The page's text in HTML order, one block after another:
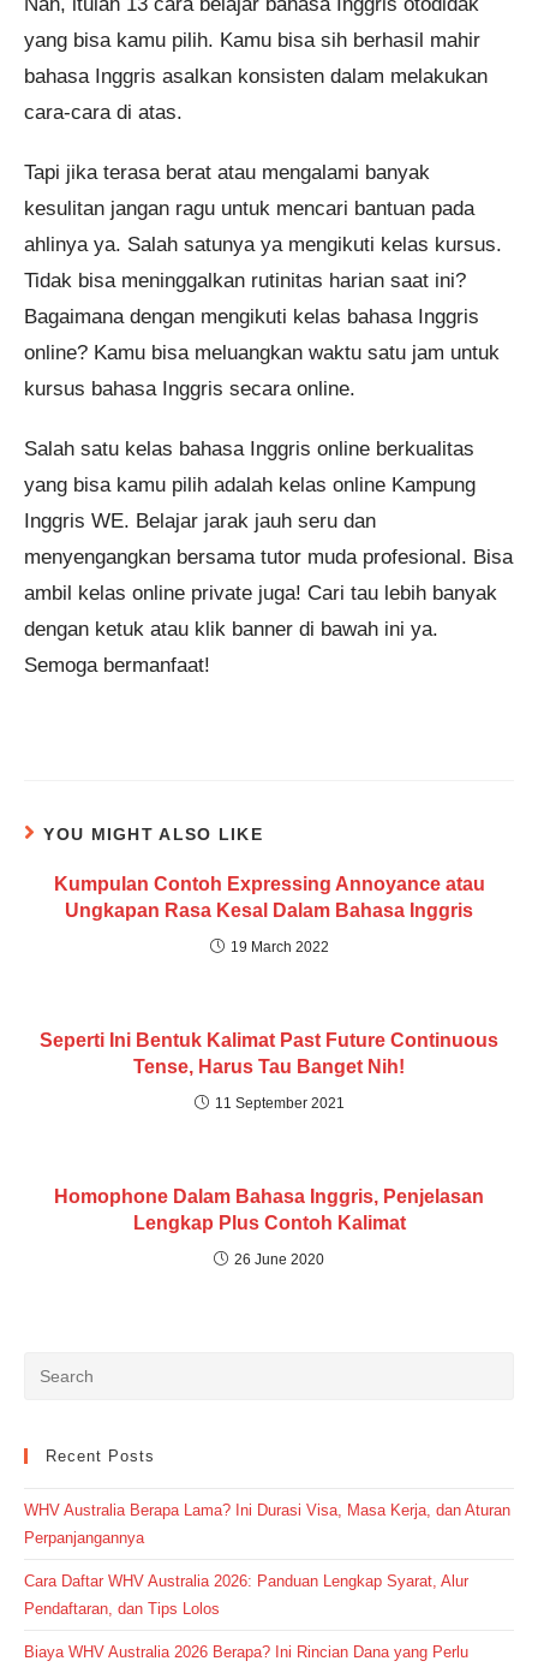
yang bisa kamu pilih. Kamu bisa sih berhasil mahir
bahasa Inggris asalkan konsisten dalam melakukan
cara-cara di atas.
Tapi jika terasa berat atau mengalami banyak
kesulitan jangan ragu untuk mencari bantuan pada
ahlinya ya. Salah satunya ya mengikuti kelas kursus.
Tidak bisa meninggalkan rutinitas harian saat ini?
Bagaimana dengan mengikuti kelas bahasa Inggris
online? Kamu bisa meluangkan waktu satu jam untuk
kursus bahasa Inggris secara online.
Salah satu kelas bahasa Inggris online berkualitas
yang bisa kamu pilih adalah kelas online Kampung
Inggris WE. Belajar jarak jauh seru dan
menyengangkan bersama tutor muda profesional. Bisa
ambil kelas online private juga! Cari tau lebih banyak
dengan ketuk atau klik banner di bawah ini ya.
Semoga bermanfaat!
YOU MIGHT ALSO LIKE
Kumpulan Contoh Expressing Annoyance atau
Ungkapan Rasa Kesal Dalam Bahasa Inggris
19 March 2022
Seperti Ini Bentuk Kalimat Past Future Continuous
Tense, Harus Tau Banget Nih!
11 September 2021
Homophone Dalam Bahasa Inggris, Penjelasan
Lengkap Plus Contoh Kalimat
26 June 2020
Recent Posts
WHV Australia Berapa Lama? Ini Durasi Visa, Masa Kerja, dan Aturan
Perpanjangannya
Cara Daftar WHV Australia 2026: Panduan Lengkap Syarat, Alur
Pendaftaran, dan Tips Lolos
Biaya WHV Australia 2026 Berapa? Ini Rincian Dana yang Perlu